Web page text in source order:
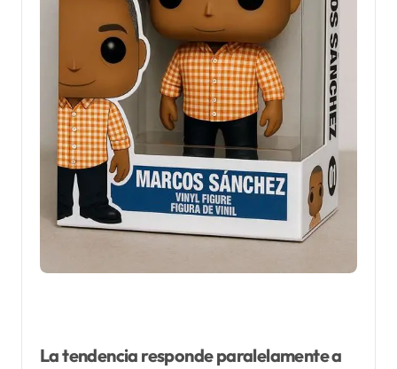
La tendencia responde paralelamente a